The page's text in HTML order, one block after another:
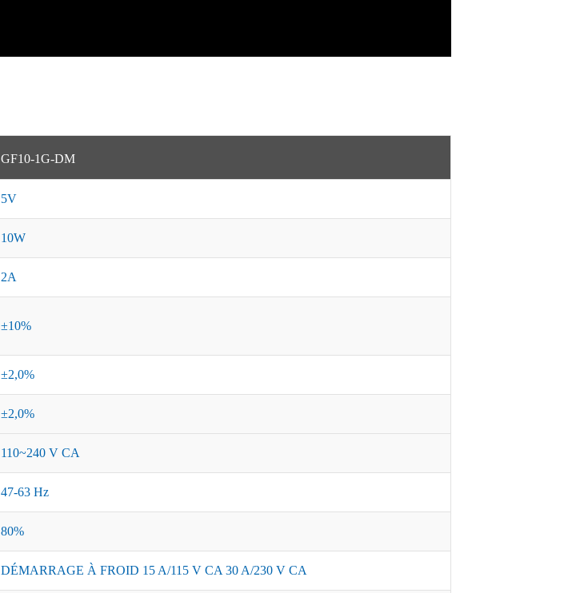
GF10-1G-DM
5V
10W
2A
±10%
±2,0%
±2,0%
110~240 V CA
47-63 Hz
80%
DÉMARRAGE À FROID 15 A/115 V CA 30 A/230 V CA